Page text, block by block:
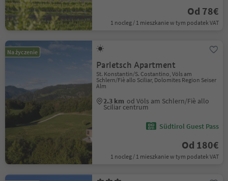
Od 78€
1 nocleg / 1 mieszkanie w tym podatek VAT
Na życzenie
Parletsch Apartment
St. Konstantin/S. Costantino, Völs am
Schlern/Fiè allo Sciliar, Dolomites Region Seiser
Alm
2.3 km od Völs am Schlern/Fiè allo
Sciliar centrum
Südtirol Guest Pass
Od 180€
1 nocleg / 1 mieszkanie w tym podatek VAT